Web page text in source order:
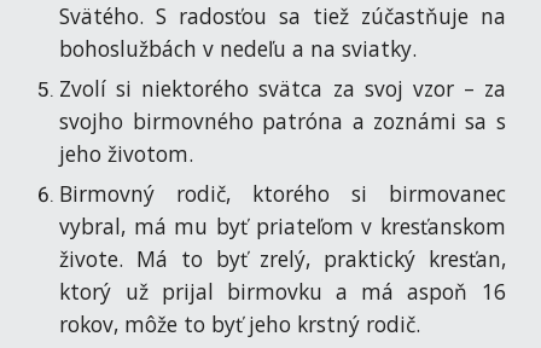
Svätého. S radosťou sa tiež zúčastňuje na
bohoslužbách v nedeľu a na sviatky.
Zvolí si niektorého svätca za svoj vzor – za
svojho birmovného patróna a zoznámi sa s
jeho životom.
Birmovný rodič, ktorého si birmovanec
vybral, má mu byť priateľom v kresťanskom
živote. Má to byť zrelý, praktický kresťan,
ktorý už prijal birmovku a má aspoň 16
rokov, môže to byť jeho krstný rodič.